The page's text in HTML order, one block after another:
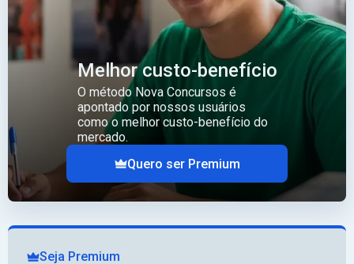
Melhor custo-benefício
O método Nova Concursos é
apontado por nossos usuários
como o melhor custo-benefício do
mercado.
Quero ser Premium
Seja Premium